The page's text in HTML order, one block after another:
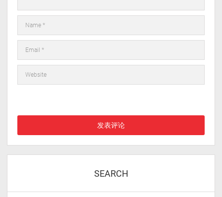
SEARCH